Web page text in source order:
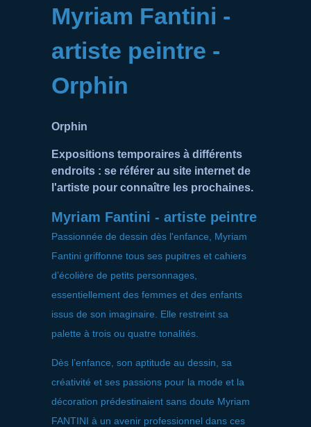
Myriam Fantini -
artiste peintre -
Orphin
Orphin
Expositions temporaires à différents
endroits : se référer au site internet de
l'artiste pour connaître les prochaines.
Myriam Fantini - artiste peintre
Passionnée de dessin dès l'enfance, Myriam
Fantini griffonne tous ses pupitres et cahiers
d’écolière de petits personnages,
essentiellement des femmes et des enfants
issus de son imaginaire. Elle restreint sa
palette à trois ou quatre tonalités.
Dès l’enfance, son aptitude au dessin, sa
créativité et ses passions pour la mode et la
décoration prédestinaient sans doute Myriam
FANTINI à un avenir professionnel dans ces